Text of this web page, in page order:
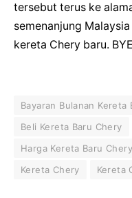
tersebut terus ke
semenanjung
kereta Chery baru.
Bayaran Bulanan Kereta
Beli Kereta Baru Chery
Harga Kereta Baru Chery
Kereta Chery
Kereta